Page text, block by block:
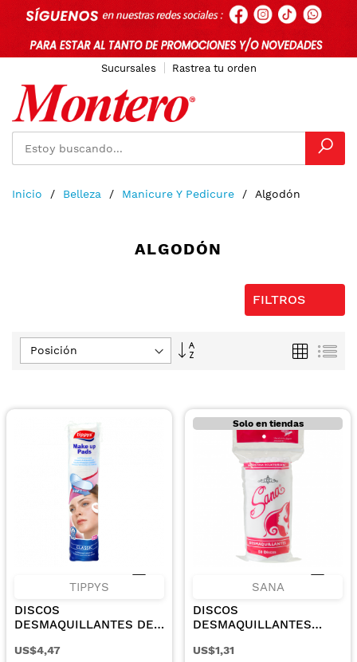
Sucursales Rastrea tu orden
Inicio Belleza Manicure Y Pedicure Algodón
ALGODÓN
FILTROS
Fijar
Parrilla
TIPPYS
DISCOS
DESMAQUILLANTES DE
US$4,47
Solo en tiendas
SANA
DISCOS
DESMAQUILLANTES
US$1,31